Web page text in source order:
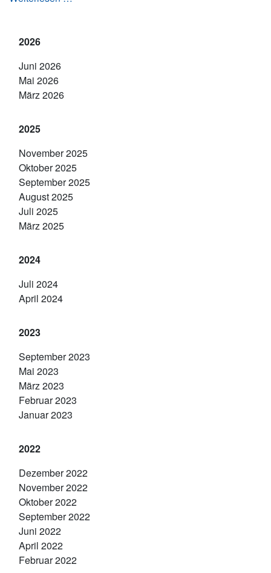
2026
Juni 2026
Mai 2026
März 2026
2025
November 2025
Oktober 2025
September 2025
August 2025
Juli 2025
März 2025
2024
Juli 2024
April 2024
2023
September 2023
Mai 2023
März 2023
Februar 2023
Januar 2023
2022
Dezember 2022
November 2022
Oktober 2022
September 2022
Juni 2022
April 2022
Februar 2022